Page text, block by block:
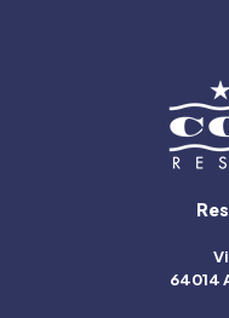
64014